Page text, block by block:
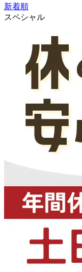
新着順
スペシャル